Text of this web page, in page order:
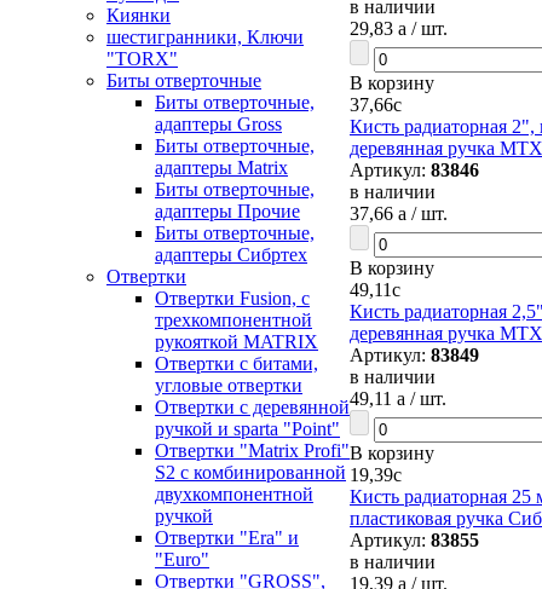
Киянки
шестигранники, Ключи
"TORX"
Биты отверточные
Биты отверточные,
адаптеры Gross
Биты отверточные,
адаптеры Matrix
Биты отверточные,
адаптеры Прочие
Биты отверточные,
адаптеры Сибртех
Отвертки
Отвертки Fusion, c
трехкомпонентной
рукояткой MATRIX
Отвертки с битами,
угловые отвертки
Отвертки с деревянной
ручкой и sparta "Point"
Отвертки "Matrix Profi"
S2 с комбинированной
двухкомпонентной
ручкой
Отвертки "Era" и
"Euro"
Отвертки "GROSS",
в наличии
29,83 a / шт.
В корзину
37,66c
Кисть радиаторная 2",
деревянная ручка MTX
Артикул: 83846
в наличии
37,66 a / шт.
В корзину
49,11c
Кисть радиаторная
деревянная ручка MTX
Артикул: 83849
в наличии
49,11 a / шт.
В корзину
19,39c
Кисть радиаторная 25
пластиковая ручка
Артикул: 83855
в наличии
19,39 a / шт.